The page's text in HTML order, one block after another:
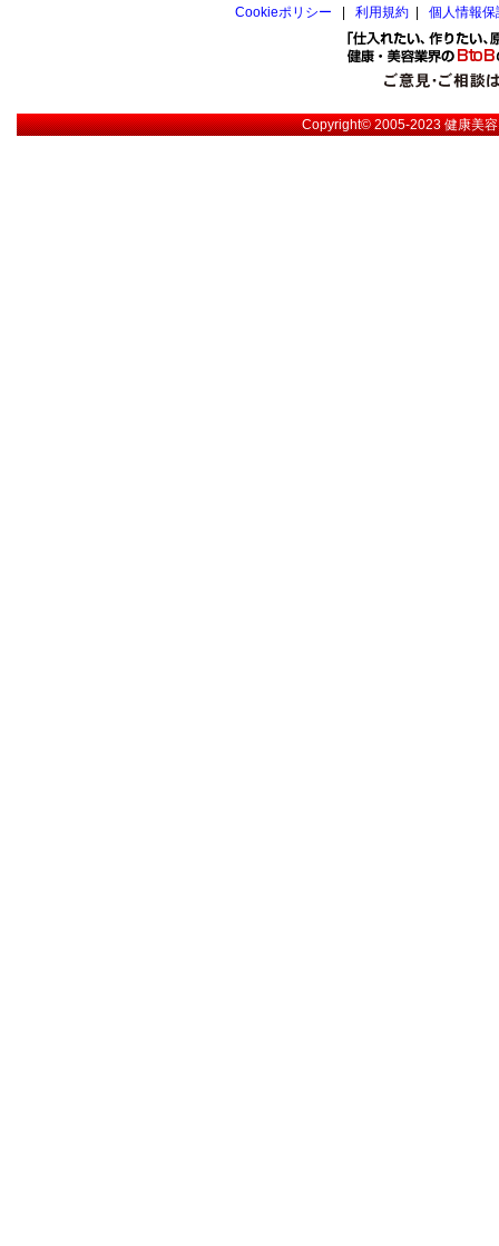
Cookieポリシー
利用規約 個人情報
Copyright© 2005-2023健康美